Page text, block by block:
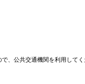
、公共交通機関を利用して